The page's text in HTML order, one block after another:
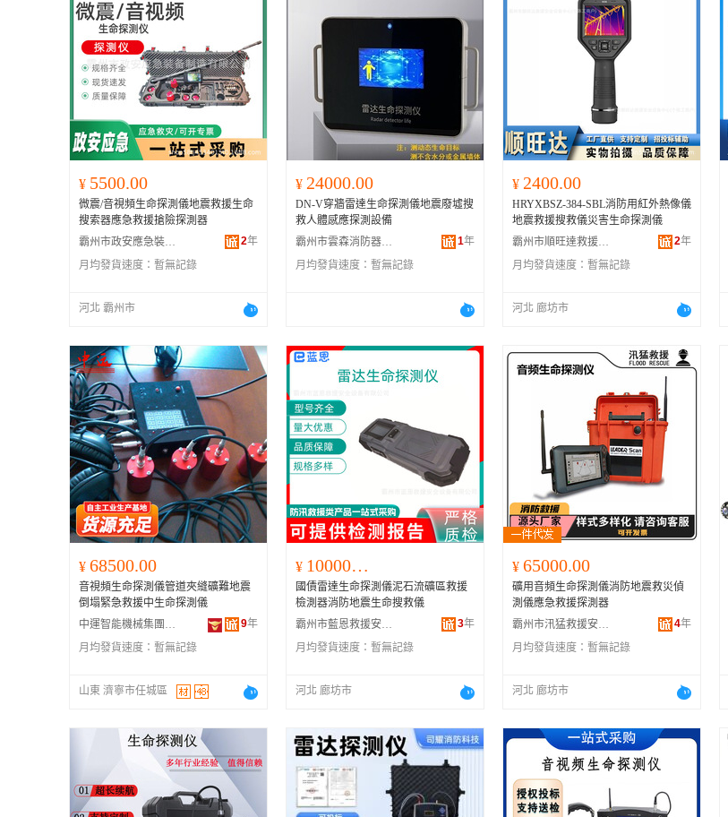
¥ 5500.00
微震/音視頻生命探測儀地震救援生命
搜索器應急救援搶險探測器
霸州市政安應急裝備制造有限公司
2年
月均發貨速度： 暫無記錄
河北 霸州市
¥ 24000.00
DN-V穿牆雷達生命探測儀地震廢墟搜
救人體感應探測設備
霸州市雲森消防器材部
1年
月均發貨速度： 暫無記錄
¥ 2400.00
HRYXBSZ-384-SBL消防用紅外熱像儀
地震救援搜救儀災害生命探測儀
霸州市順旺達救援安全設備中心
2年
月均發貨速度： 暫無記錄
河北 廊坊市
¥ 68500.00
音視頻生命探測儀管道夾縫礦難地震
倒塌緊急救援中生命探測儀
中運智能機械集團有限公司
9年
月均發貨速度： 暫無記錄
山東 濟寧市任城區
¥ 100000.00
國債雷達生命探測儀泥石流礦區救援
檢測器消防地震生命搜救儀
霸州市藍恩救援安全設備有限公司
3年
月均發貨速度： 暫無記錄
河北 廊坊市
¥ 65000.00
礦用音頻生命探測儀消防地震救災偵
測儀應急救援探測器
霸州市汛猛救援安全設備有限公司
4年
月均發貨速度： 暫無記錄
河北 廊坊市